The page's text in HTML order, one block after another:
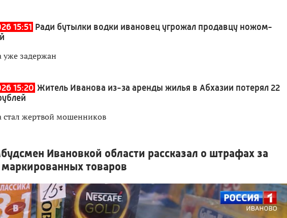
15:51 Ради бутылки водки ивановец угрожал продавцу ножом-
задержан
15:20 Житель Иванова из-за аренды жилья в Абхазии потерял 22
жертвой мошенников
Ивановкой области рассказал о штрафах за
товаров